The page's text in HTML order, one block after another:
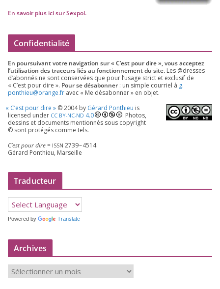
En savoir plus ici sur Sexpol.
Confidentialité
En pour­sui­vant votre navi­ga­tion sur « C’est pour dire », vous accep­tez
l’utilisation des tra­ceurs liés au fonc­tion­ne­ment du site. Les @dresses
d’a­bon­nés ne sont conser­vées que pour l’u­sage strict et exclu­sif de
« C’est pour dire ». Pour se désa­bon­ner : un simple cour­riel à g.​
ponthieu@​orange.​fr avec « Me désa­bon­ner » en objet.
« C’est pour dire » ©2004by Gérard Ponthieu is
licen­sed under CC BY-NC-ND 4.0
. Photos,
des­sins et docu­ments men­tion­nés sous copy­right
© sont pro­té­gés comme tels.
C’est pour dire= ISSN 2739–4514
Gérard Ponthieu, Marseille
Traducteur
Powered by Translate
Archives